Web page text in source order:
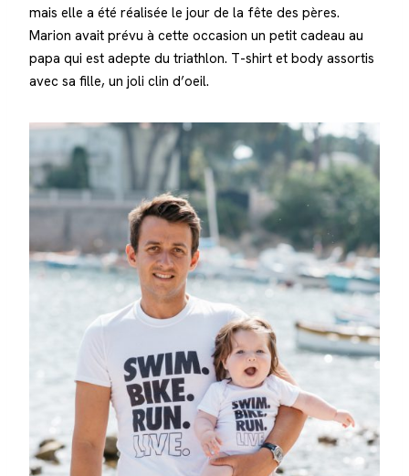
mais elle a été réalisée le jour de la fête des pères.
Marion avait prévu à cette occasion un petit cadeau au
papa qui est adepte du triathlon. T-shirt et body assortis
avec sa fille, un joli clin d’oeil.